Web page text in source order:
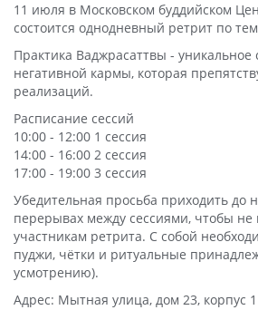
11 июля в Московском буддийском
состоится однодневный ретрит по
Практика Ваджрасаттвы -
негативной кармы, которая
реализаций.
Расписание сессий
10:00 - 12:00 1 сессия
14:00 - 16:00 2 сессия
17:00 - 19:00 3 сессия
Убедительная просьба приходить до
перерывах между сессиями, чтобы
участникам ретрита. С собой
пуджи, чётки и ритуальные
усмотрению).
Адрес: Мытная улица, дом 23, корпус 1